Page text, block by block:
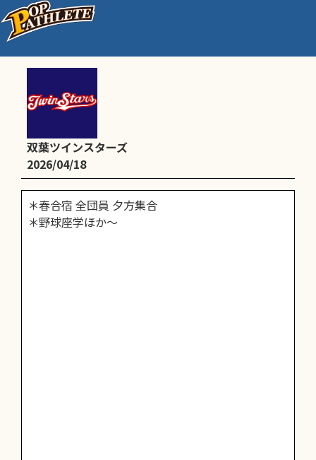
＊春合宿 全団員
双葉ツインスターズ
2026/04/18
＊春合宿 全団員 夕方集合
＊野球座学ほか～